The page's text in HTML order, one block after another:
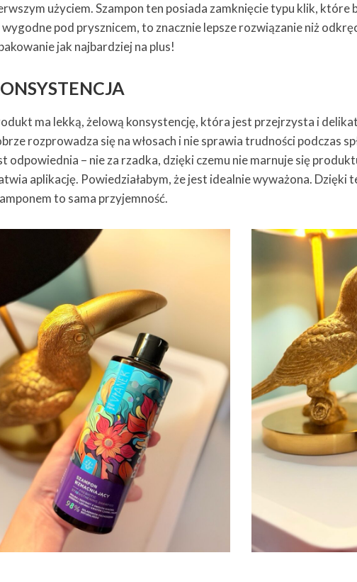
użyciem. Szampon ten posiada zamknięcie typu klik, które
pod prysznicem, to znacznie lepsze rozwiązanie niż
jak najbardziej na plus!
ma lekką, żelową konsystencję, która jest przejrzysta i
rozprowadza się na włosach i nie sprawia trudności podczas
odpowiednia – nie za rzadka, dzięki czemu nie marnuje się
aplikację. Powiedziałabym, że jest idealnie wyważona. Dzięki
to sama przyjemność.